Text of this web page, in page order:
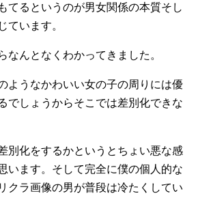
てるというのが男女関係の本質そし
ています。
なんとなくわかってきました。
ようなかわいい女の子の周りには優
でしょうからそこでは差別化できな
別化をするかというとちょい悪な感
います。そして完全に僕の個人的な
クラ画像の男が普段は冷たくしてい